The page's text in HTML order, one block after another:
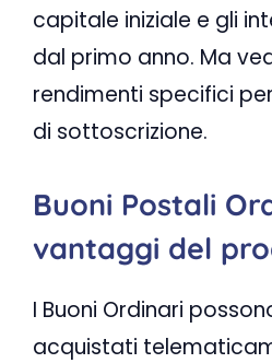
capitale iniziale e gli
dal primo anno. Ma
rendimenti specifici
di sottoscrizione.
Buoni Postali
vantaggi del
I Buoni Ordinari
acquistati